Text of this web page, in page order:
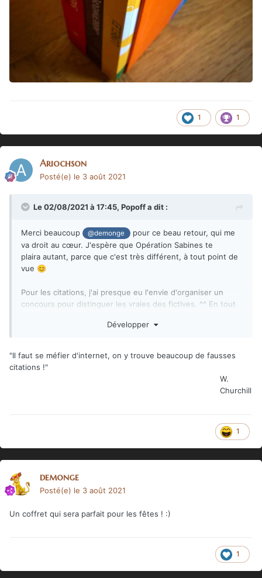
1 1
Ariochson
Posté(e) le 3 août 2021
Le 02/08/2021 à 17:45, Popoffa dit :
Merci beaucoup @demonge
pour ce beau retour, qui me
va droit au cœur. J'espère que Opération Sabines te
plaira autant, parce que c'est très différent, à tout point de
vue 😊
Pour les citations, j'ai presque eu l'envie d'organiser un
concours pour distinguer les vraies des fictives. ^^ En tout
Développer
"Il faut se méfier d'internet, on y trouve beaucoup de fausses
citations !"
W.
Churchill
1
demonge
Posté(e) le 3 août 2021
Un coffret qui sera parfait pour les fêtes ! :)
1